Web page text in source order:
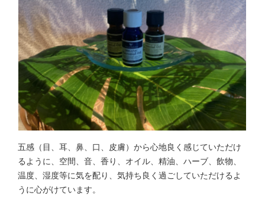
五感（目、耳、鼻、口、皮膚）から心地良く感じていただけ
るように、空間、音、香り、オイル、精油、ハーブ、飲物、
温度、湿度等に気を配り、気持ち良く過ごしていただけるよ
うに心がけています。